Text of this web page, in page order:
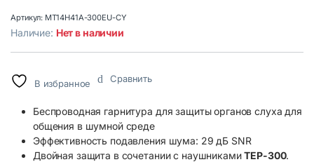
Артикул: MT14H41A-300EU-CY
Наличие: Нет в наличии
В избранное Сравнить
Беспроводная гарнитура для защиты органов слуха для
общения в шумной среде
Эффективность подавления шума: 29 дБ SNR
Двойная защита в сочетании с наушникамиTEP-300.